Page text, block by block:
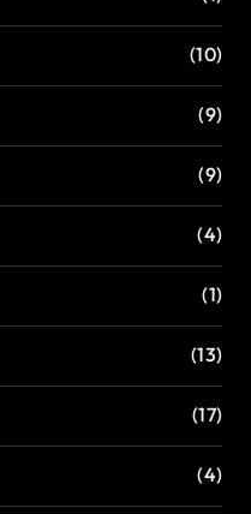
(10)
(9)
(9)
(4)
(1)
(13)
(17)
(4)